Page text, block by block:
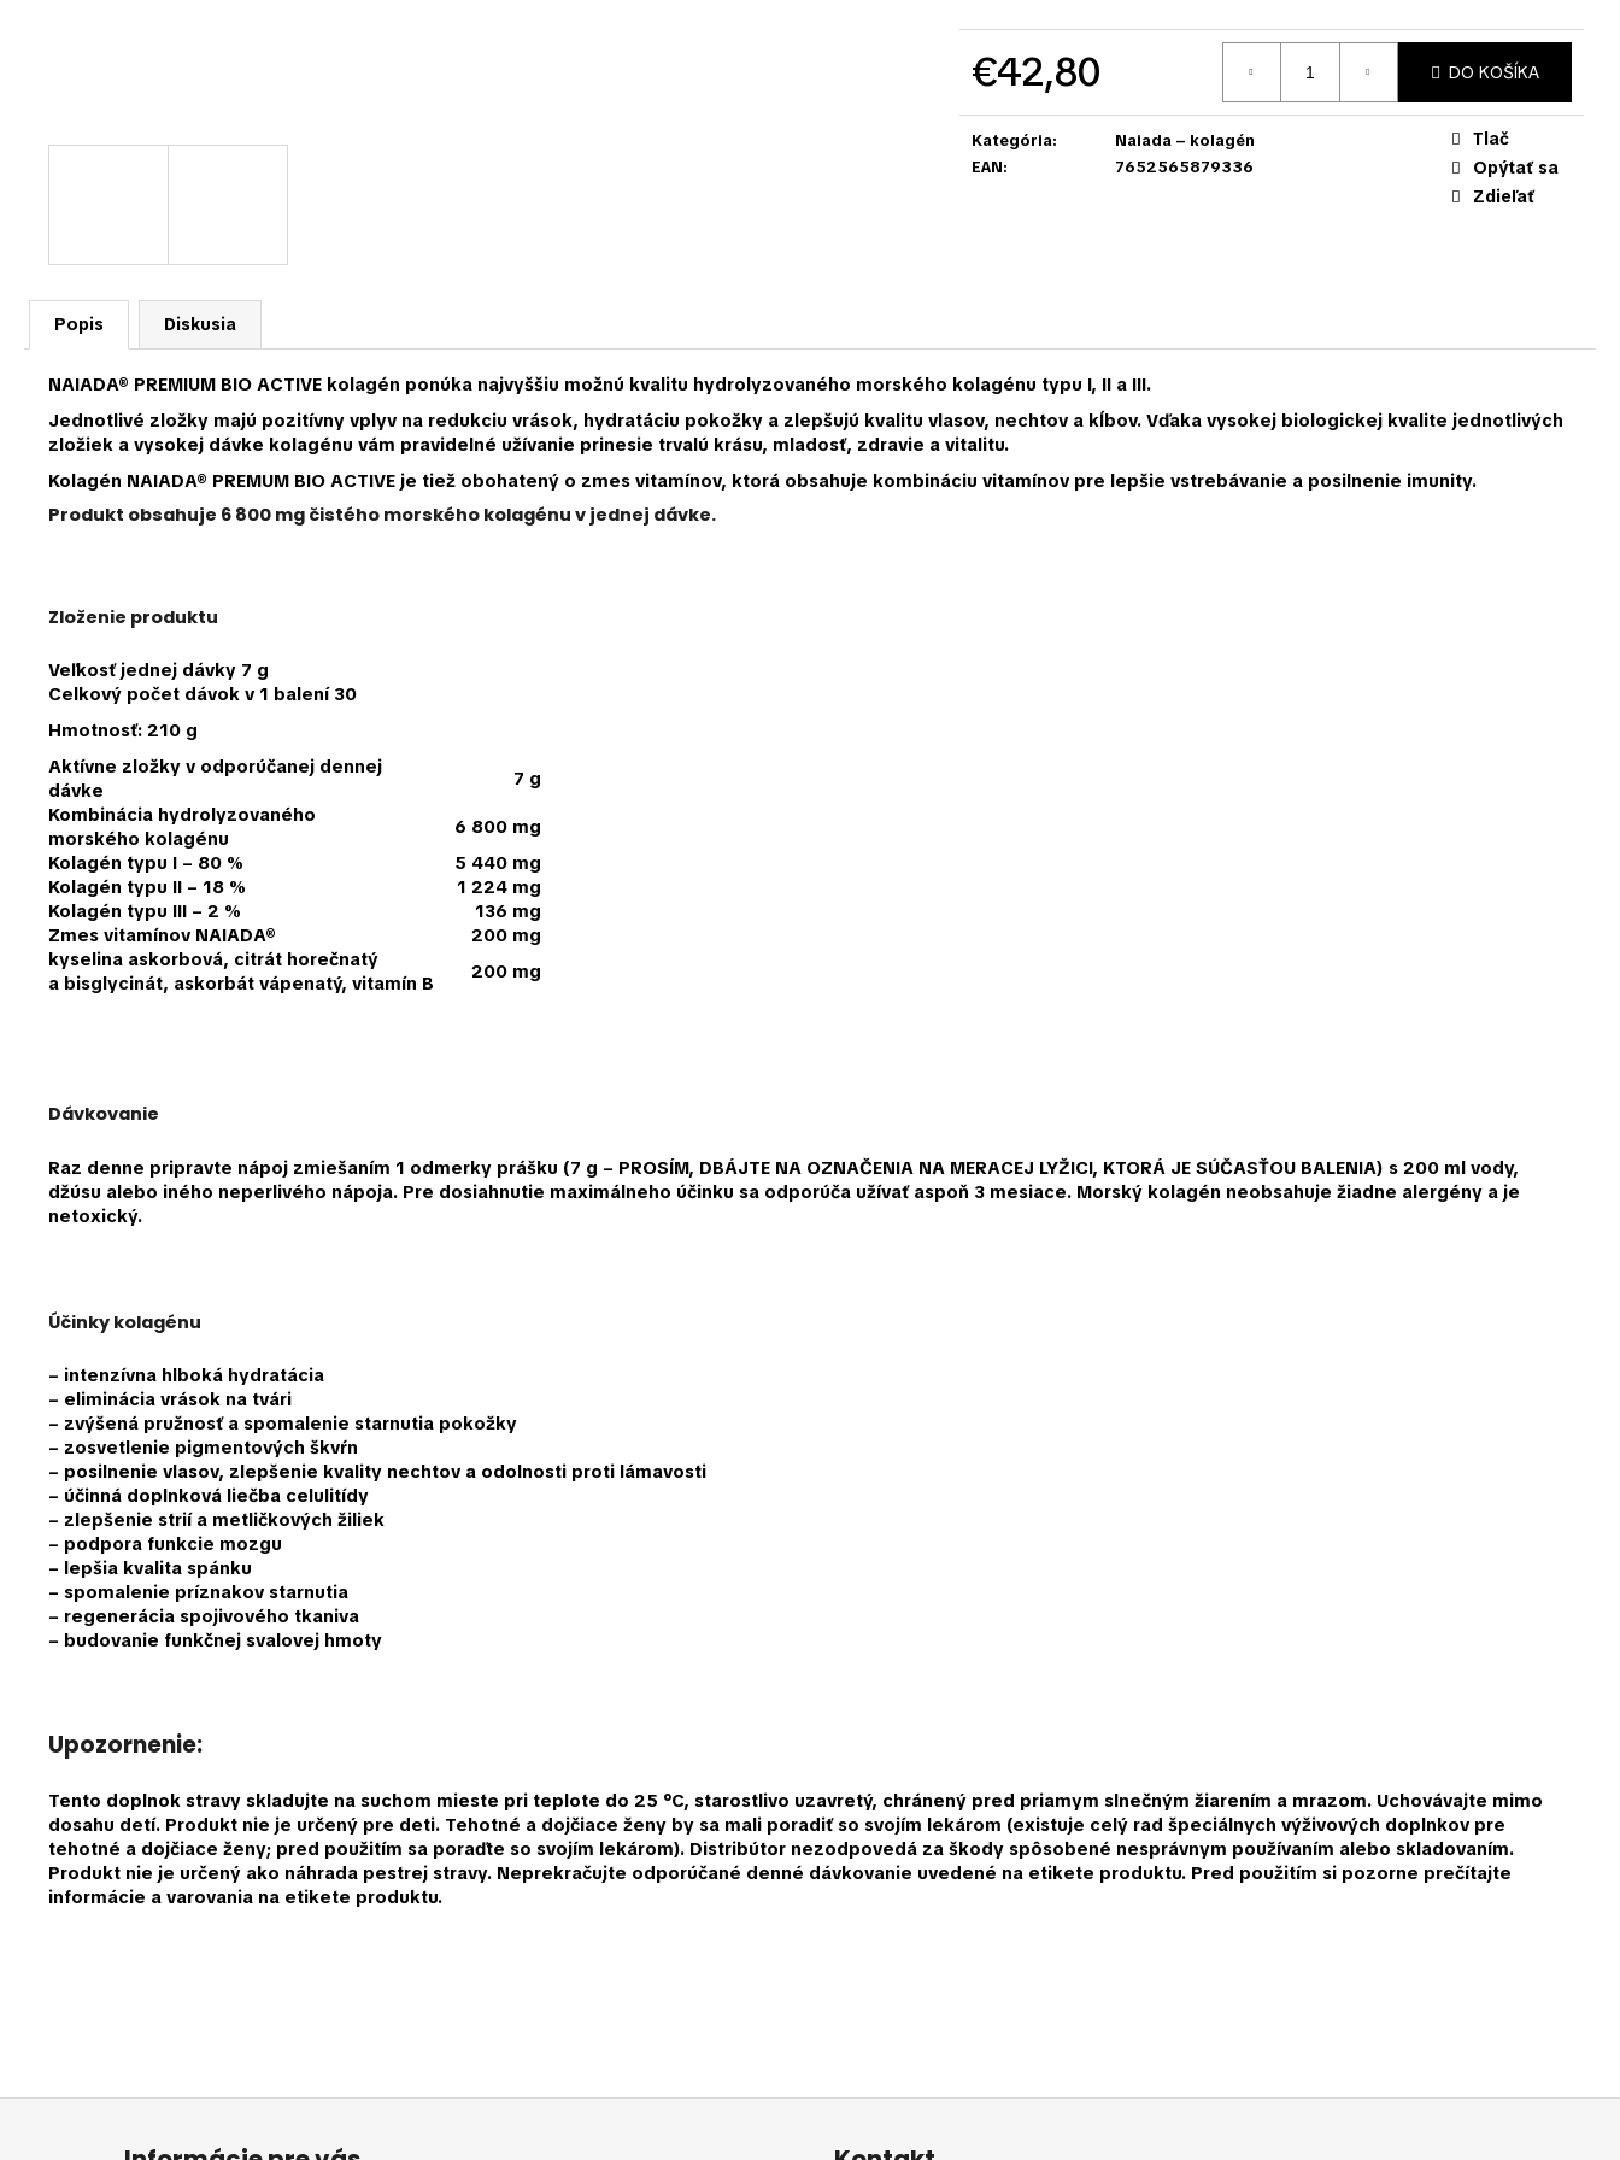
€42,80 DO KOŠÍKA
Kategória:
Naiada – kolagén
EAN: 7652565879336
Tlač
Opýtať sa
Zdieľať
Popis Diskusia
NAIADA® PREMIUM BIO ACTIVE kolagén ponúka najvyššiu možnú kvalitu hydrolyzovaného morského kolagénu typu I, II a III.
Jednotlivé zložky majú pozitívny vplyv na redukciu vrások, hydratáciu pokožky a zlepšujú kvalitu vlasov, nechtov a kĺbov. Vďaka vysokej biologickej kvalite jednotlivých
zložiek a vysokej dávke kolagénu vám pravidelné užívanie prinesie trvalú krásu, mladosť, zdravie a vitalitu.
Kolagén NAIADA® PREMUM BIO ACTIVE je tiež obohatený o zmes vitamínov, ktorá obsahuje kombináciu vitamínov pre lepšie vstrebávanie a posilnenie imunity.
Produkt obsahuje 6 800 mg čistého morského kolagénu v jednej dávke.
Zloženie produktu
Veľkosť jednej dávky 7 g
Celkový počet dávok v 1 balení 30
Hmotnosť: 210 g
Aktívne zložky v odporúčanej dennej
dávke
7 g
Kombinácia hydrolyzovaného
morského kolagénu
6 800 mg
Kolagén typu I – 80 %
5 440 mg
Kolagén typu II – 18 %
1 224 mg
Kolagén typu III – 2 %
136 mg
Zmes vitamínov NAIADA®
200 mg
kyselina askorbová, citrát horečnatý
a bisglycinát, askorbát vápenatý, vitamín B
200 mg
Dávkovanie
Raz denne pripravte nápoj zmiešaním 1 odmerky prášku (7 g – PROSÍM, DBÁJTE NA OZNAČENIA NA MERACEJ LYŽICI, KTORÁ JE SÚČASŤOU BALENIA) s 200 ml vody,
džúsu alebo iného neperlivého nápoja. Pre dosiahnutie maximálneho účinku sa odporúča užívať aspoň 3 mesiace. Morský kolagén neobsahuje žiadne alergény a je
netoxický.
Účinky kolagénu
– intenzívna hlboká hydratácia
– eliminácia vrások na tvári
– zvýšená pružnosť a spomalenie starnutia pokožky
– zosvetlenie pigmentových škvŕn
– posilnenie vlasov, zlepšenie kvality nechtov a odolnosti proti lámavosti
– účinná doplnková liečba celulitídy
– zlepšenie strií a metličkových žiliek
– podpora funkcie mozgu
– lepšia kvalita spánku
– spomalenie príznakov starnutia
– regenerácia spojivového tkaniva
– budovanie funkčnej svalovej hmoty
Upozornenie:
Tento doplnok stravy skladujte na suchom mieste pri teplote do 25 °C, starostlivo uzavretý, chránený pred priamym slnečným žiarením a mrazom. Uchovávajte mimo
dosahu detí. Produkt nie je určený pre deti. Tehotné a dojčiace ženy by sa mali poradiť so svojím lekárom (existuje celý rad špeciálnych výživových doplnkov pre
tehotné a dojčiace ženy; pred použitím sa poraďte so svojím lekárom). Distribútor nezodpovedá za škody spôsobené nesprávnym používaním alebo skladovaním.
Produkt nie je určený ako náhrada pestrej stravy. Neprekračujte odporúčané denné dávkovanie uvedené na etikete produktu. Pred použitím si pozorne prečítajte
informácie a varovania na etikete produktu.
Z